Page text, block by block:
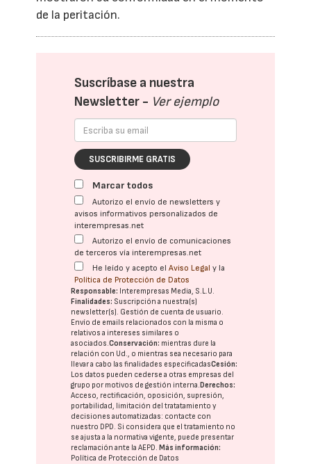
de la peritación.
Suscríbase a nuestra
Newsletter - Ver ejemplo
SUSCRIBIRME GRATIS
Marcar todos
Autorizo el envío de newsletters y
avisos informativos personalizados de
interempresas.net
Autorizo el envío de comunicaciones
de terceros vía interempresas.net
He leído y acepto elAviso Legal y la
Política de Protección de Datos
Responsable: Interempresas Media, S.L.U.
Finalidades: Suscripción a nuestra(s)
newsletter(s). Gestión de cuenta de usuario.
Envío de emails relacionados con la misma o
relativos a intereses similares o
asociados.Conservación: mientras dure la
relación con Ud., o mientras sea necesario para
llevar a cabo las finalidades especificadasCesión:
Los datos pueden cederse a otras empresas del
grupo por motivos de gestión interna. Derechos:
Acceso, rectificación, oposición, supresión,
portabilidad, limitación del tratatamiento y
decisiones automatizadas: contacte con
nuestro DPD. Si considera que el tratamiento no
se ajusta a la normativa vigente, puede presentar
reclamación ante laAEPD. Más información:
Política de Protección de Datos